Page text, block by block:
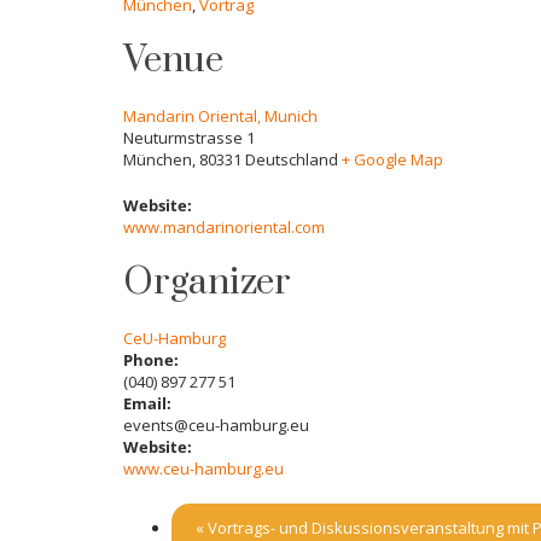
München,Vortrag
Venue
Mandarin Oriental, Munich
Neuturmstrasse 1
München, 80331 Deutschland + Google Map
Website:
www.mandarinoriental.com
Organizer
CeU-Hamburg
Phone:
(040) 897 277 51
Email:
events@ceu-hamburg.eu
Website:
www.ceu-hamburg.eu
«Vortrags- und Diskussionsveranstaltung mit